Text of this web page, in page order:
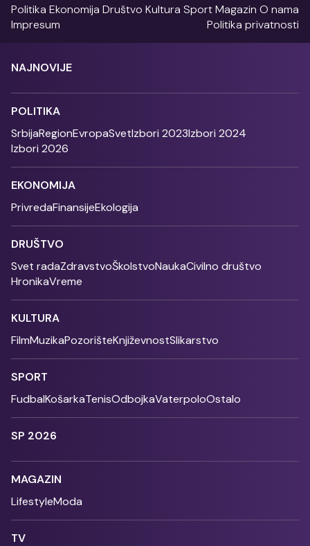
Politika Ekonomija Društvo Kultura SportMagazin O nama
Impresum
Politika privatnosti
NAJNOVIJE
POLITIKA
SrbijaRegionEvropaSvetIzbori 2023Izbori 2024
Izbori 2026
EKONOMIJA
PrivredaFinansijeEkologija
DRUŠTVO
Svet radaZdravstvoŠkolstvoNaukaCivilno društvo
HronikaVreme
KULTURA
FilmMuzikaPozorišteKnjiževnostSlikarstvo
SPORT
FudbalKošarkaTenisOdbojkaVaterpoloOstalo
SP 2026
MAGAZIN
LifestyleModa
TV